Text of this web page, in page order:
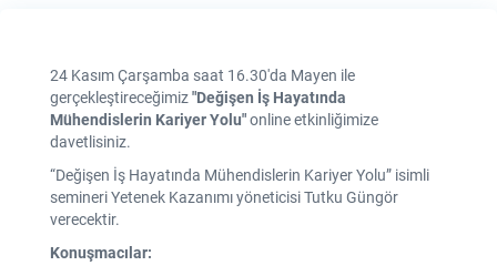
24 Kasım Çarşamba saat 16.30'da Mayen ile
gerçekleştireceğimiz"Değişen İş Hayatında
Mühendislerin Kariyer Yolu"online etkinliğimize
davetlisiniz.
“Değişen İş Hayatında Mühendislerin Kariyer Yolu” isimli
semineri Yetenek Kazanımı yöneticisi Tutku Güngör
verecektir.
Konuşmacılar: